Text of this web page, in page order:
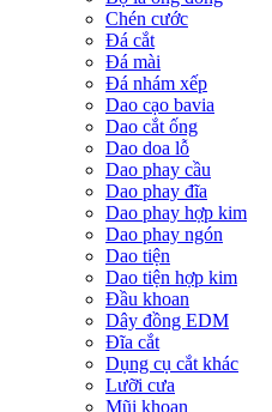
Chén cước
Đá cắt
Đá mài
Đá nhám xếp
Dao cạo bavia
Dao cắt ống
Dao doa lỗ
Dao phay cầu
Dao phay đĩa
Dao phay hợp kim
Dao phay ngón
Dao tiện
Dao tiện hợp kim
Đầu khoan
Dây đồng EDM
Đĩa cắt
Dụng cụ cắt khác
Lưỡi cưa
Mũi khoan